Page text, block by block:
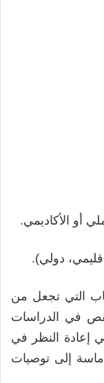
أو الأكاديمي.
دولي).
التي تجعل من
في الدراسات
إعادة النظر في
إلى توصيات